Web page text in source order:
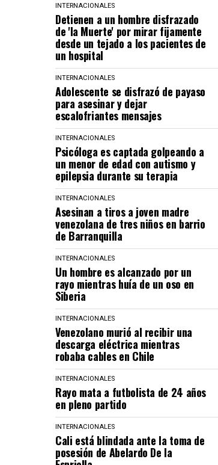
INTERNACIONALES
Detienen a un hombre disfrazado
de 'la Muerte' por mirar fijamente
desde un tejado a los pacientes de
un hospital
INTERNACIONALES
Adolescente se disfrazó de payaso
para asesinar y dejar
escalofriantes mensajes
INTERNACIONALES
Psicóloga es captada golpeando a
un menor de edad con autismo y
epilepsia durante su terapia
INTERNACIONALES
Asesinan a tiros a joven madre
venezolana de tres niños en barrio
de Barranquilla
INTERNACIONALES
Un hombre es alcanzado por un
rayo mientras huía de un oso en
Siberia
INTERNACIONALES
Venezolano murió al recibir una
descarga eléctrica mientras
robaba cables en Chile
INTERNACIONALES
Rayo mata a futbolista de 24 años
en pleno partido
INTERNACIONALES
Cali está blindada ante la toma de
posesión de Abelardo De la